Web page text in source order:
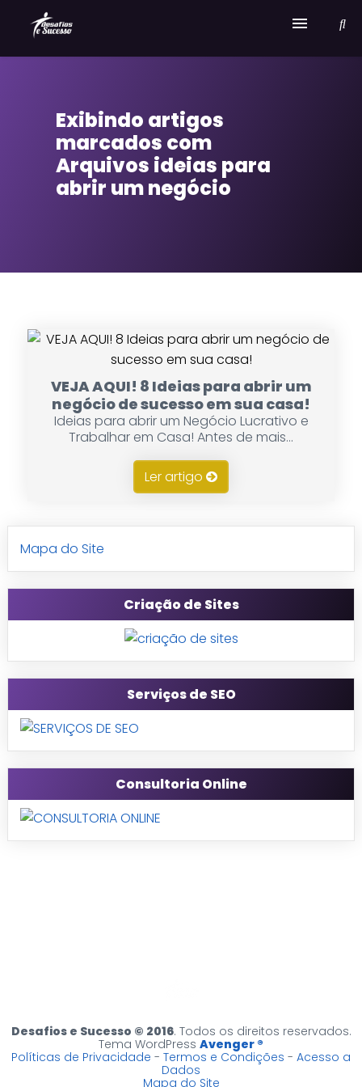
Serviços
Sobre Desafios e Sucesso
Exibindo artigos
marcados com
Arquivos ideias para
abrir um negócio
VEJA AQUI! 8 Ideias para abrir um
negócio de sucesso em sua casa!
Ideias para abrir um Negócio Lucrativo e
Trabalhar em Casa! Antes de mais...
Ler artigo
Mapa do Site
Criação de Sites
Serviços de SEO
Consultoria Online
Desafios e Sucesso © 2016. Todos os direitos reservados.
Tema WordPress Avenger ®
Políticas de Privacidade - Termos e Condições - Acesso a
Dados
Mapa do Site